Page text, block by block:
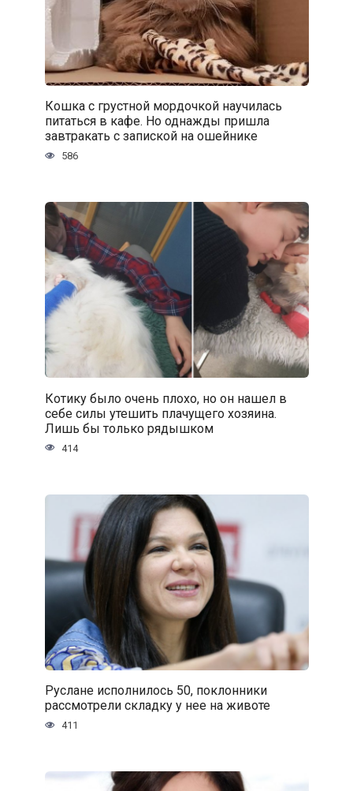
Кошка с грустной мордочкой научилась
питаться в кафе. Но однажды пришла
завтракать с запиской на ошейнике
586
Котику было очень плохо, но он нашел в
себе силы утешить плачущего хозяина.
Лишь бы только рядышком
414
Руслане исполнилось 50, поклонники
рассмотрели складку у нее на животе
411